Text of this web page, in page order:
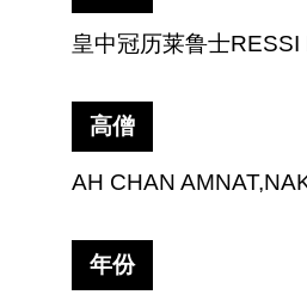
皇中冠历莱鲁士RESSI
高僧
AH CHAN
年份